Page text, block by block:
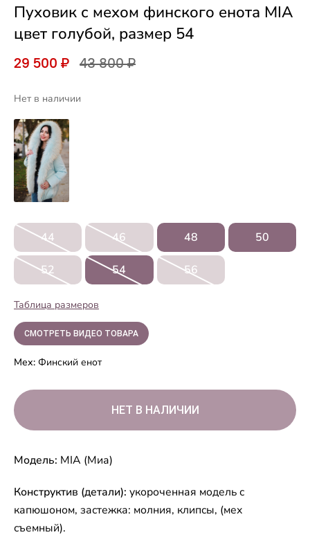
Пуховик с мехом финского енота MIA
цвет голубой, размер 54
29 500 ₽ 43 800 ₽
Нет в наличии
44 46 48 50
52 54 56
Таблица размеров
СМОТРЕТЬ ВИДЕО ТОВАРА
Мех: Финский енот
Модель: MIA (Миа)
Конструктив (детали): укороченная модель с
капюшоном, застежка: молния, клипсы, (мех
съемный).